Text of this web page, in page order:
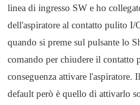
linea di ingresso SW e ho
dell'aspiratore al contatto pulito I/
quando si preme sul pulsante lo
comando per chiudere il contatto
conseguenza attivare l'aspiratore.
default però è quello di attivarlo